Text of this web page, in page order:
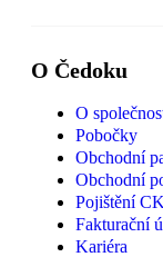
O Čedoku
O
Pobočky
Obchodní
Obchodní
Pojištění CK
Fakturační
Kariéra